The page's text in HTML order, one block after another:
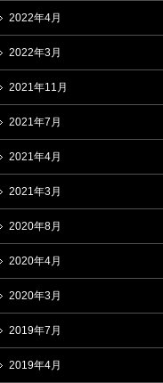
2022年4月
2022年3月
2021年11月
2021年7月
2021年4月
2021年3月
2020年8月
2020年4月
2020年3月
2019年7月
2019年4月